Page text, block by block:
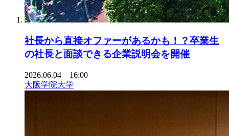
社長から直接オファーがあるかも！？卒業生
の社長と面談できる企業説明会を開催
2026.06.04 16:00
大阪学院大学